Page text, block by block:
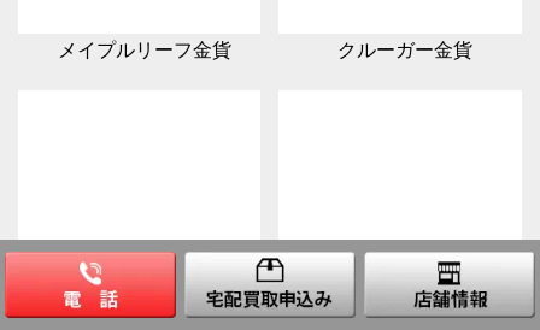
メイプルリーフ金貨 クルーガー金貨